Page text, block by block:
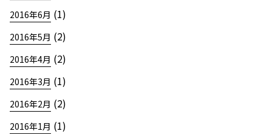
2016年6月 (1)
2016年5月 (2)
2016年4月 (2)
2016年3月 (1)
2016年2月 (2)
2016年1月 (1)